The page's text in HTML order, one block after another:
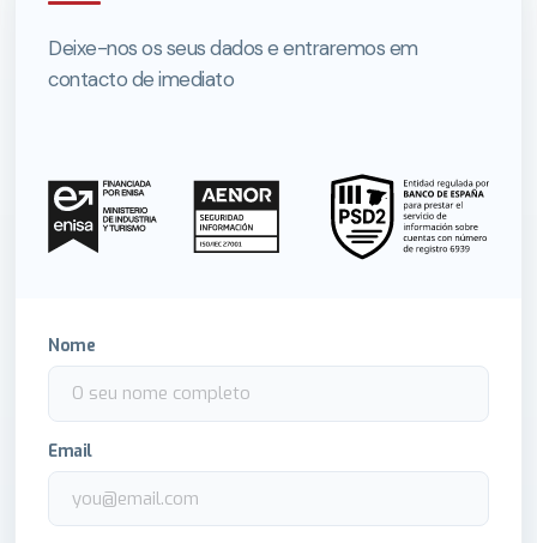
Deixe-nos os seus dados e entraremos em
contacto de imediato
Nome
Email